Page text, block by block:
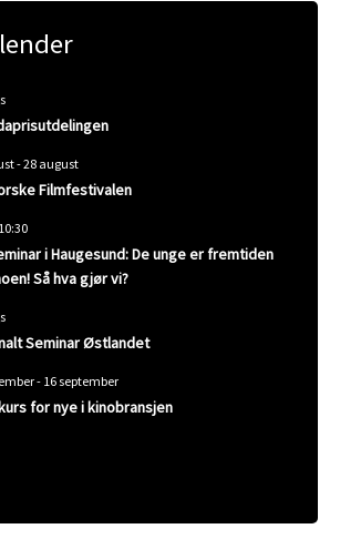
-28 august
Filmfestivalen
10:30
i Haugesund: De unge er fremtiden
Så hva gjør vi?
Seminar Østlandet
- 16 september
for nye i kinobransjen